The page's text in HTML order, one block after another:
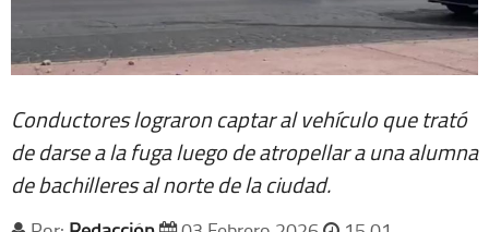
Conductores lograron captar al vehículo que trató
de darse a la fuga luego de atropellar a una alumna
de bachilleres al norte de la ciudad.